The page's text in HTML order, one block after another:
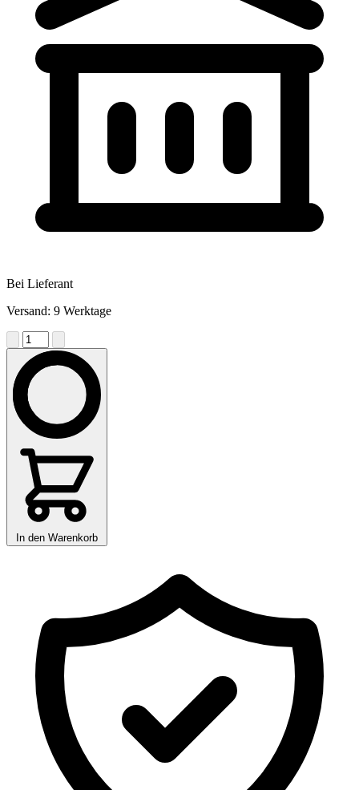
Bei Lieferant
Versand: 9 Werktage
In den Warenkorb